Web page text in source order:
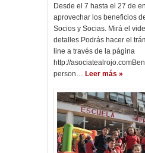
Desde el 7 hasta el 27 de
aprovechar los beneficios
Socios y Socias. Mirá el
detalles.Podrás hacer el
line a través de la página
http://
person… Leer más »